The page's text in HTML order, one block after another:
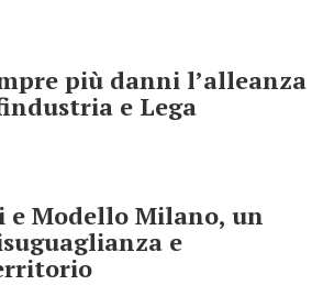
più danni l’alleanza
e Lega
Modello Milano, un
e